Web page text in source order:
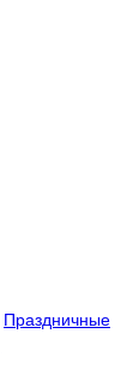
Праздничные